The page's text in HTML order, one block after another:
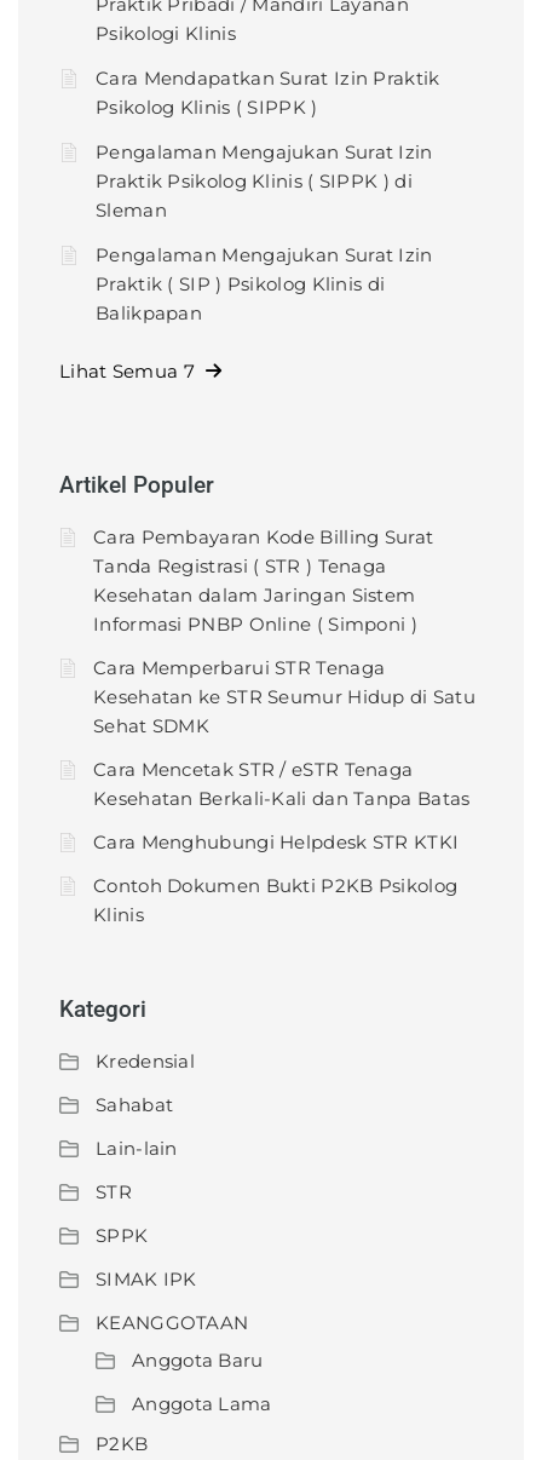
Psikologi Klinis
Cara Mendapatkan Surat Izin Praktik
Psikolog Klinis ( SIPPK )
Pengalaman Mengajukan Surat Izin
Praktik Psikolog Klinis ( SIPPK ) di
Sleman
Pengalaman Mengajukan Surat Izin
Praktik ( SIP ) Psikolog Klinis di
Balikpapan
Lihat Semua 7
Artikel Populer
Cara Pembayaran Kode Billing Surat
Tanda Registrasi ( STR ) Tenaga
Kesehatan dalam Jaringan Sistem
Informasi PNBP Online ( Simponi )
Cara Memperbarui STR Tenaga
Kesehatan ke STR Seumur Hidup di Satu
Sehat SDMK
Cara Mencetak STR / eSTR Tenaga
Kesehatan Berkali-Kali dan Tanpa Batas
Cara Menghubungi Helpdesk STR KTKI
Contoh Dokumen Bukti P2KB Psikolog
Klinis
Kategori
Kredensial
Sahabat
Lain-lain
STR
SPPK
SIMAK IPK
KEANGGOTAAN
Anggota Baru
Anggota Lama
P2KB